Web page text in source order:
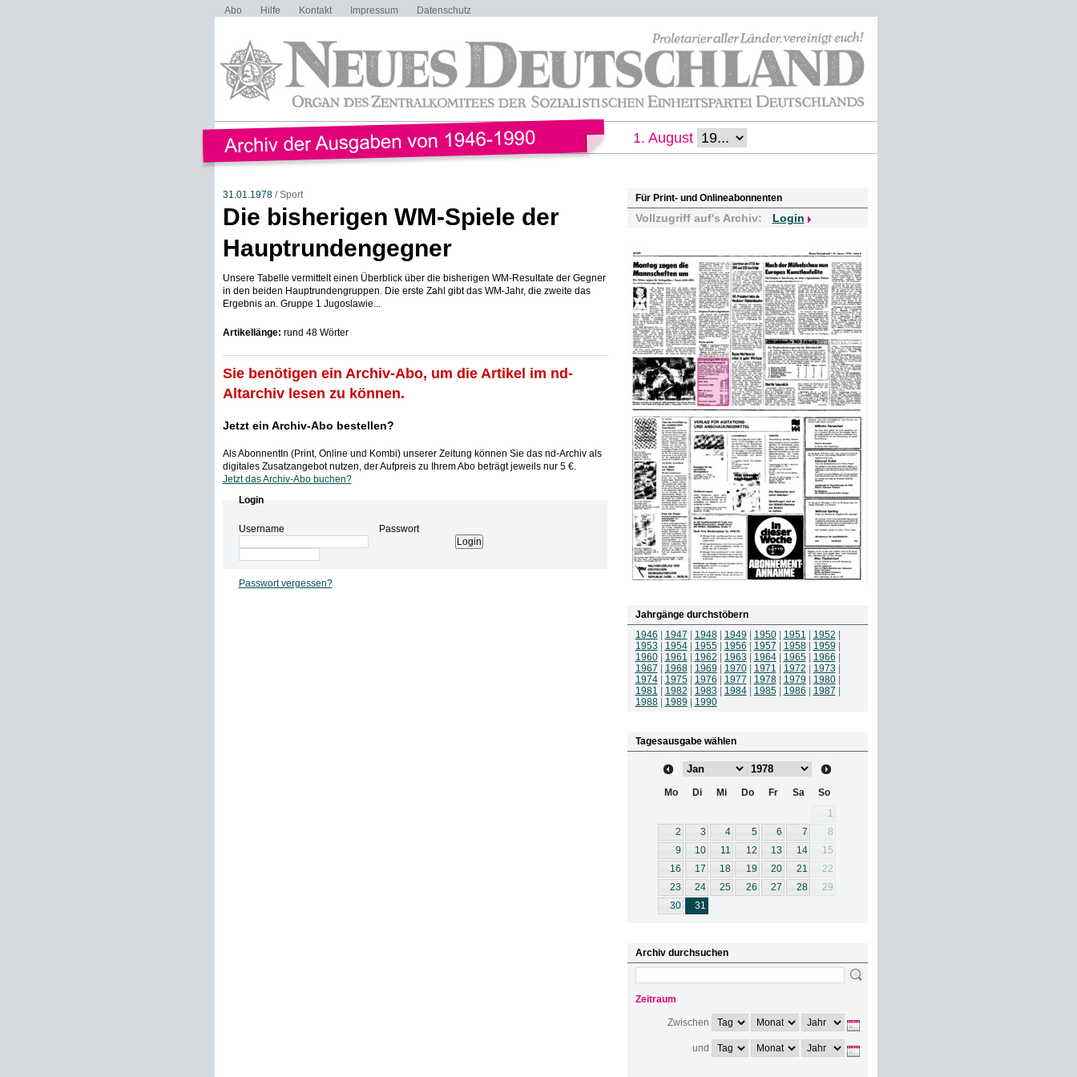
Abo Hilfe Kontakt Impressum Datenschutz
1. August
31.01.1978/ Sport
Die bisherigen WM-Spiele der
Hauptrundengegner
Unsere Tabelle vermittelt einen Überblick über die bisherigen WM-Resultate der Gegner
in den beiden Hauptrundengruppen. Die erste Zahl gibt das WM-Jahr, die zweite das
Ergebnis an. Gruppe 1 Jugoslawie...
Artikellänge: rund 48 Wörter
Sie benötigen ein Archiv-Abo, um die Artikel im nd-
Altarchiv lesen zu können.
Jetzt ein Archiv-Abo bestellen?
Als AbonnentIn (Print, Online und Kombi) unserer Zeitung können Sie das nd-Archiv als
digitales Zusatzangebot nutzen, der Aufpreis zu Ihrem Abo beträgt jeweils nur 5 €.
Jetzt das Archiv-Abo buchen?
Login
Username Passwort
Passwort vergessen?
Für Print- und Onlineabonnenten
Vollzugriff auf's Archiv: Login
Jahrgänge durchstöbern
1946
1947 1948| 1949 1950| 1951 1952
1953
1954| 1955| 1956 1957 1958| 1959
1960| 1961 1962 1963 1964| 1965| 1966
1967
1968| 1969 1970| 1971 1972 1973
1974| 1975| 1976 1977 1978| 1979 1980|
1981
1982 1983 1984| 1985| 1986 1987
1988| 1989 1990
Tagesausgabe wählen
Mo Di Mi Do Fr Sa
So
1
2
3 4 5 6 7
8
9
10 11 12 13 14
15
16
17 18 19 20 21
22
23
24 25 26 27 28
29
30
31
Archiv durchsuchen
Zeitraum
Zwischen
und